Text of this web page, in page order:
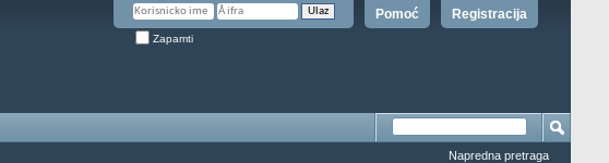
Registracija
Pomoć
Zapamti
Napredna pretraga